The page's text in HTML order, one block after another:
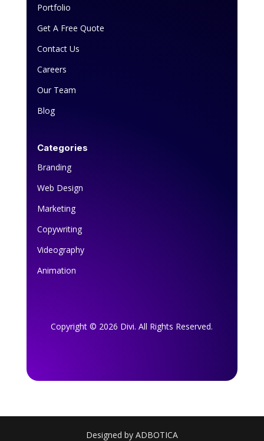
Portfolio
Get A Free Quote
Contact Us
Careers
Our Team
Blog
Categories
Branding
Web Design
Marketing
Copywriting
Videography
Animation
Copyright © 2026 Divi. All Rights Reserved.
Designed by ADBOTICA